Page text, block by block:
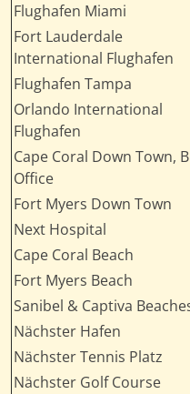
Flughafen Miami
Fort Lauderdale
International Flughafen
Flughafen Tampa
Orlando International
Flughafen
Cape Coral Down Town,
Office
Fort Myers Down Town
Next Hospital
Cape Coral Beach
Fort Myers Beach
Sanibel & Captiva
Nächster Hafen
Nächster Tennis Platz
Nächster Golf Course